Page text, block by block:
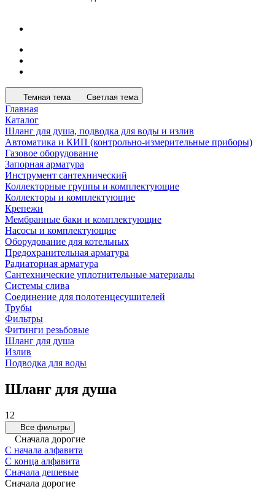
Темная тема Светлая тема
Главная
Каталог
Шланг для душа, подводка для воды и излив
Автоматика и КИП (контрольно-измерительные приборы)
Газовое оборудование
Запорная арматура
Инструмент сантехнический
Коллекторные группы и комплектующие
Коллекторы и комплектующие
Крепежи
Мембранные баки и комплектующие
Насосы и комплектующие
Оборудование для котельных
Предохранительная арматура
Радиаторная арматура
Сантехнические уплотнительные материалы
Системы слива
Соединение для полотенцесушителей
Трубы
Фильтры
Фитинги резьбовые
Шланг для душа
Излив
Подводка для воды
Шланг для душа
12
Все фильтры
Сначала дорогие
С начала алфавита
С конца алфавита
Сначала дешевые
Сначала дорогие